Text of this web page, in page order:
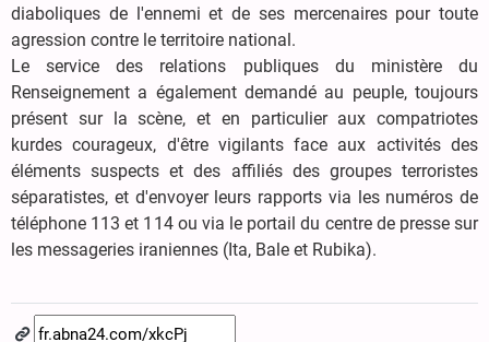
diaboliques de l'ennemi et de ses mercenaires pour toute
agression contre le territoire national.
Le service des relations publiques du ministère du
Renseignement a également demandé au peuple, toujours
présent sur la scène, et en particulier aux compatriotes
kurdes courageux, d'être vigilants face aux activités des
éléments suspects et des affiliés des groupes terroristes
séparatistes, et d'envoyer leurs rapports via les numéros de
téléphone 113 et 114 ou via le portail du centre de presse sur
les messageries iraniennes (Ita, Bale et Rubika).